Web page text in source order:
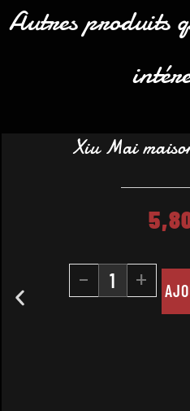
Autres produits
Xiu Mai
- +